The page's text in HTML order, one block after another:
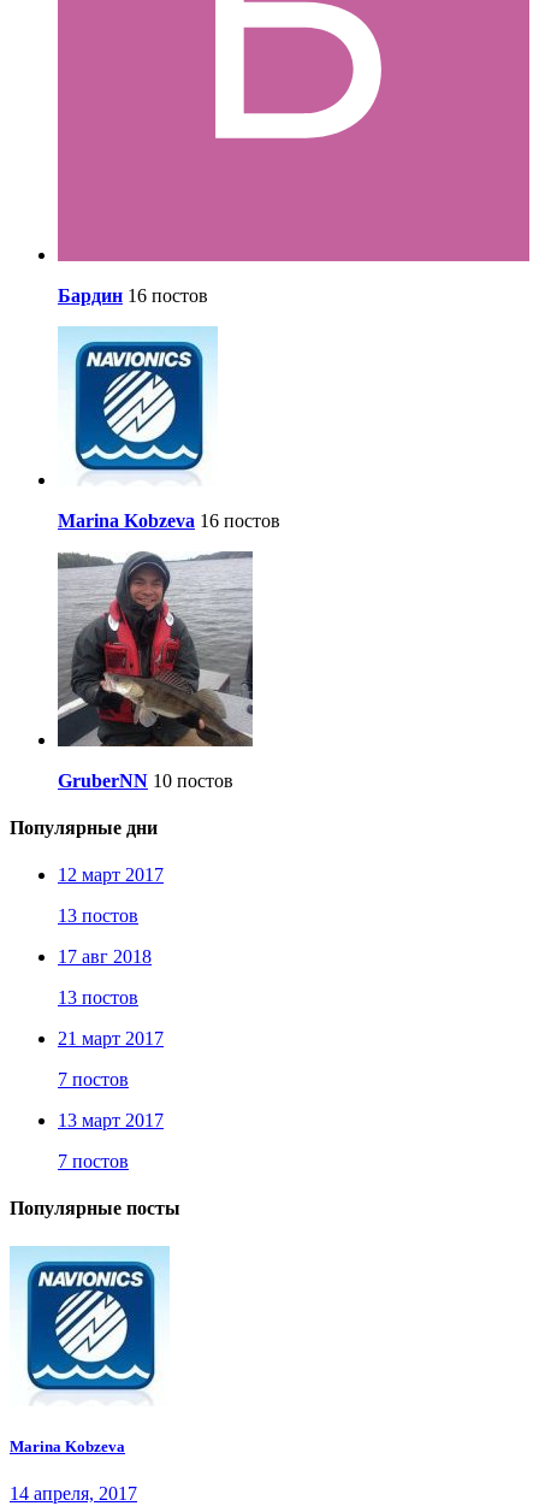
Бардин 16 постов
Marina Kobzeva 16 постов
GruberNN 10 постов
Популярные дни
12 март 2017
13 постов
17 авг 2018
13 постов
21 март 2017
7 постов
13 март 2017
7 постов
Популярные посты
Marina Kobzeva
14 апреля, 2017